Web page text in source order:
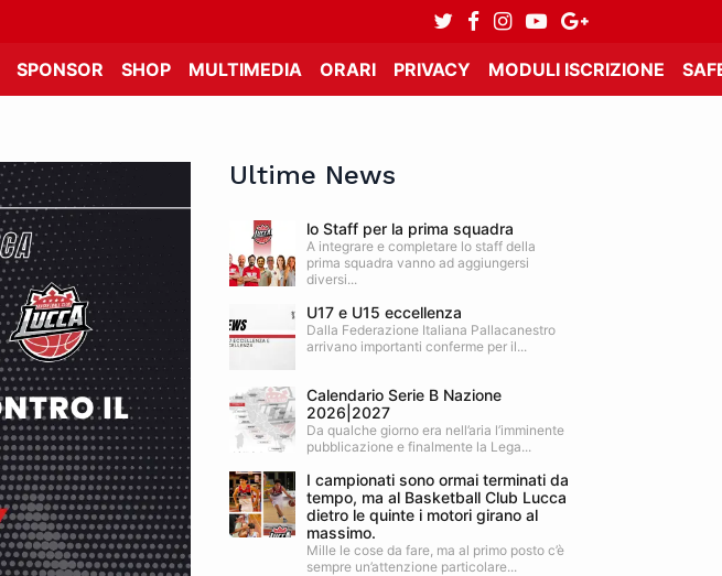
SPONSOR SHOP MULTIMEDIA ORARI PRIVACY MODULI ISCRIZIONE
Ultime News
lo Staff per la prima squadra
A integrare e completare lo staff della
prima squadra vanno ad aggiungersi
diversi...
U17 e U15 eccellenza
Dalla Federazione Italiana Pallacanestro
arrivano importanti conferme per il...
Calendario Serie B Nazione
2026|2027
Da qualche giorno era nell’aria l’imminente
pubblicazione e finalmente la Lega...
I campionati sono ormai terminati da
tempo, ma al Basketball Club Lucca
dietro le quinte i motori girano al
massimo.
Mille le cose da fare, ma al primo posto c’è
sempre un’attenzione particolare...